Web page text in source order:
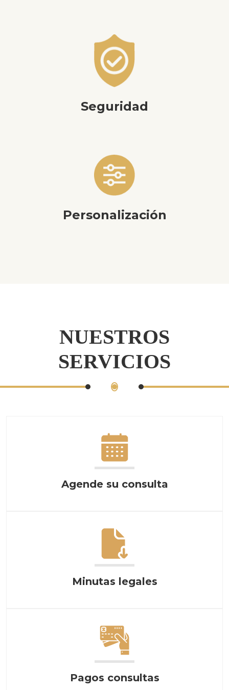
Seguridad
Personalización
NUESTROS
SERVICIOS
Agende su consulta
Minutas legales
Pagos consultas